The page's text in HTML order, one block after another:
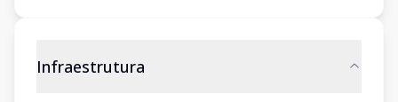
Infraestrutura